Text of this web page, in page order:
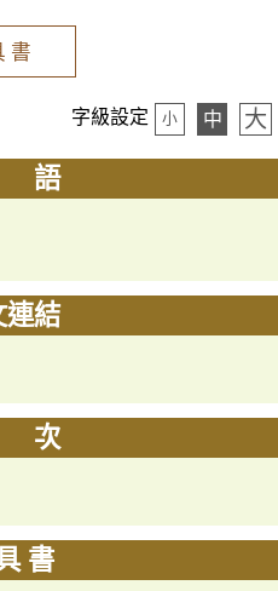
書
字級設定 小 中 大
語
連結
次
書